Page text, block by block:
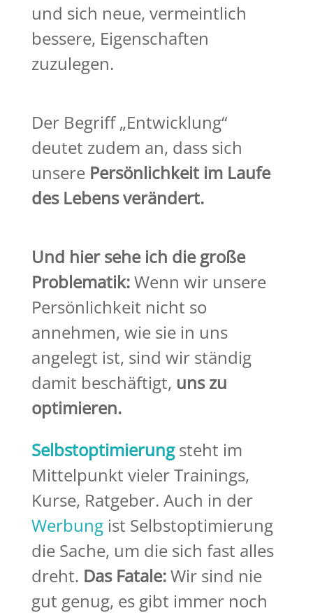
und sich neue, vermeintlich
bessere, Eigenschaften
zuzulegen.
Der Begriff „Entwicklung“
deutet zudem an, dass sich
unsere Persönlichkeit im Laufe
des Lebens verändert.
Und hier sehe ich die große
Problematik:Wenn wir unsere
Persönlichkeit nicht so
annehmen, wie sie in uns
angelegt ist, sind wir ständig
damit beschäftigt, uns zu
optimieren.
Selbstoptimierungsteht im
Mittelpunkt vieler Trainings,
Kurse, Ratgeber. Auch in der
Werbungist Selbstoptimierung
die Sache, um diesich fast alles
dreht. Das Fatale:Wir sind nie
gut genug, es gibt immer noch